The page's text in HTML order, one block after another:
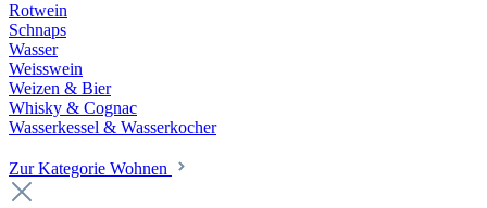
Rotwein
Schnaps
Wasser
Weisswein
Weizen & Bier
Whisky & Cognac
Wasserkessel & Wasserkocher
Zur Kategorie Wohnen